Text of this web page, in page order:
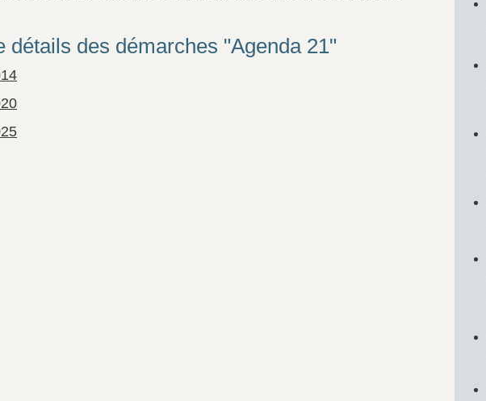
détails des démarches "Agenda 21"